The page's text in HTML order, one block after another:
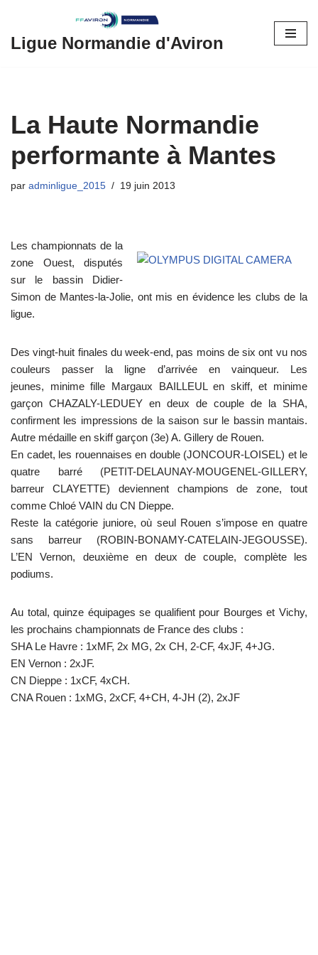
Aller
Ligue Normandie d'Aviron
La Haute Normandie
performante à Mantes
par adminligue_2015 19 juin 2013
Les championnats de la
zone Ouest, disputés
sur le bassin Didier-
Simon de Mantes-la-Jolie, ont mis en évidence les clubs de la
ligue.
Des vingt-huit finales du week-end, pas moins de six ont vu nos
couleurs passer la ligne d’arrivée en vainqueur. Les
jeunes, minime fille Margaux BAILLEUL en skiff, et minime
garçon CHAZALY-LEDUEY en deux de couple de la SHA,
confirment les impressions de la saison sur le bassin mantais.
Autre médaille en skiff garçon (3e) A. Gillery de Rouen.
En cadet, les rouennaises en double (JONCOUR-LOISEL) et le
quatre barré (PETIT-DELAUNAY-MOUGENEL-GILLERY,
barreur CLAYETTE) deviennent champions de zone, tout
comme Chloé VAIN du CN Dieppe.
Reste la catégorie juniore, où seul Rouen s’impose en quatre
sans barreur (ROBIN-BONAMY-CATELAIN-JEGOUSSE).
L’EN Vernon, deuxième en deux de couple, complète les
podiums.
Au total, quinze équipages se qualifient pour Bourges et Vichy,
les prochains championnats de France des clubs :
SHA Le Havre : 1xMF, 2x MG, 2x CH, 2-CF, 4xJF, 4+JG.
EN Vernon : 2xJF.
CN Dieppe : 1xCF, 4xCH.
CNA Rouen : 1xMG, 2xCF, 4+CH, 4-JH (2), 2xJF